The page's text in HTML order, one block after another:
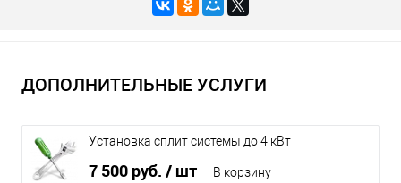
ДОПОЛНИТЕЛЬНЫЕ УСЛУГИ
Установка сплит системы до 4 кВт
7 500 руб. / шт В корзину